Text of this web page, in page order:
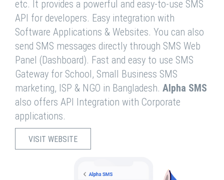
etc. It provides a powerful and easy-to-use SMS
API for developers. Easy integration with
Software Applications & Websites. You can also
send SMS messages directly through SMS Web
Panel (Dashboard). Fast and easy to use SMS
Gateway for School, Small Business SMS
marketing, ISP & NGO in Bangladesh. Alpha SMS
also offers API Integration with Corporate
applications.
VISIT WEBSITE